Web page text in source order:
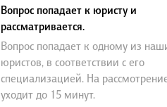
Вопрос попадает к юристу и
рассматривается.
Вопрос попадает к одному из
юристов, в соответствии с его
специализацией. На
уходит до 15 минут.